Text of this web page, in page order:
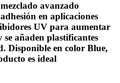
avanzado
en aplicaciones
UV para aumentar
añaden plastificantes
Disponible en color Blue,
es ideal